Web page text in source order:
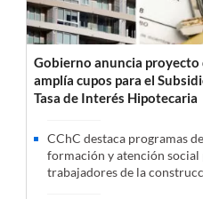
Gobierno anuncia proyecto
amplía cupos para el
Tasa de Interés Hipotecaria
CChC destaca programas
formación y atención social
trabajadores de la